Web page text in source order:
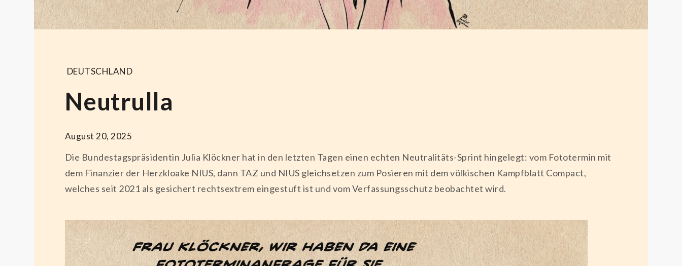
DEUTSCHLAND
Neutrulla
August 20, 2025
Die Bundestagspräsidentin Julia Klöckner hat in den letzten Tagen einen echten Neutralitäts-Sprint hingelegt: vom Fototermin mit
dem Finanzier der Herzkloake NIUS, dann TAZ und NIUS gleichsetzen zum Posieren mit dem völkischen Kampfblatt Compact,
welches seit 2021 als gesichert rechtsextrem eingestuft ist und vom Verfassungsschutz beobachtet wird.